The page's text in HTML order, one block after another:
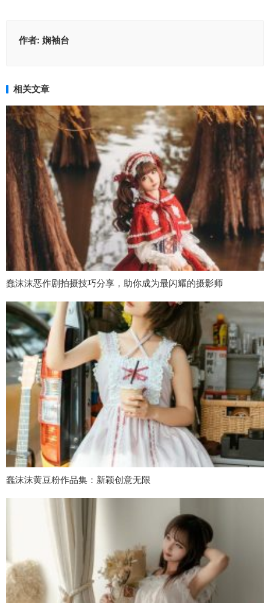
作者: 娴袖台
相关文章
蠢沫沫恶作剧拍摄技巧分享，助你成为最闪耀的摄影师
蠢沫沫黄豆粉作品集：新颖创意无限